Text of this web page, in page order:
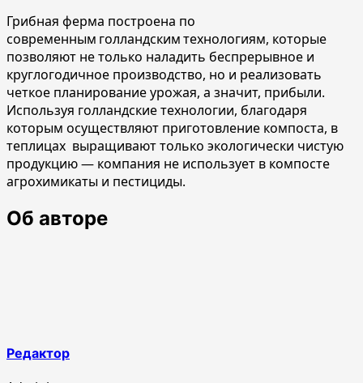
Грибная ферма построена по
современным голландским технологиям, которые
позволяют не только наладить беспрерывное и
круглогодичное производство, но и реализовать
четкое планирование урожая, а значит, прибыли.
Используя голландские технологии, благодаря
которым осуществляют приготовление компоста, в
теплицах выращивают только экологически чистую
продукцию — компания не использует в компосте
агрохимикаты и пестициды.
Об авторе
Редактор